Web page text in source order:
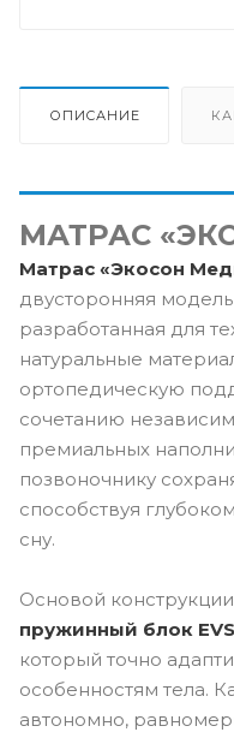
ОПИСАНИЕ
МАТРАС
Матрас «Экосон
двусторонняя
разработанная для
натуральные
ортопедическую
сочетанию
премиальных
позвоночнику
способствуя
сну.
Основой
пружинный блок
который точно
особенностям тела.
автономно,